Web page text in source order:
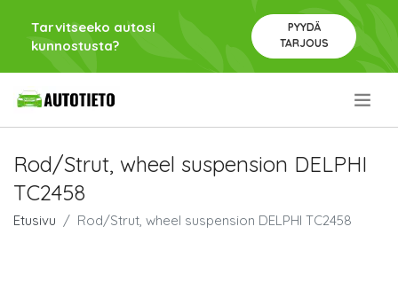
Tarvitseeko autosi
kunnostusta?
PYYDÄ
TARJOUS
Rod/Strut, wheel suspension DELPHI
TC2458
Etusivu Rod/Strut, wheel suspension DELPHI TC2458